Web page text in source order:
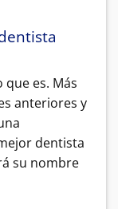
es. Más
anteriores y
dentista
su nombre